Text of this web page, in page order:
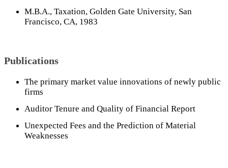
M.B.A., Taxation, Golden Gate University, San
Francisco, CA, 1983
Publications
The primary market value innovations of newly public
firms
Auditor Tenure and Quality of Financial Report
Unexpected Fees and the Prediction of Material
Weaknesses